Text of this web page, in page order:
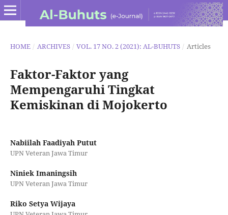
HOME / ARCHIVES / VOL. 17 NO. 2 (2021): AL-BUHUTS / Articles
Faktor-Faktor yang
Mempengaruhi Tingkat
Kemiskinan di Mojokerto
Nabiilah Faadiyah Putut
UPN Veteran Jawa Timur
Niniek Imaningsih
UPN Veteran Jawa Timur
Riko Setya Wijaya